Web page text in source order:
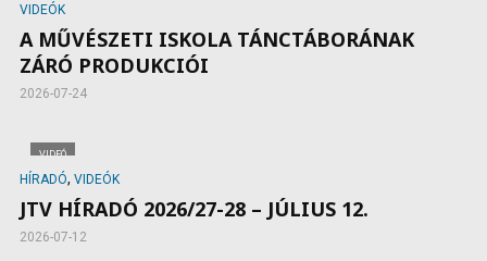
VIDEÓK
A MŰVÉSZETI ISKOLA TÁNCTÁBORÁNAK
ZÁRÓ PRODUKCIÓI
2026-07-24
VIDEÓ
HÍRADÓ, VIDEÓK
JTV HÍRADÓ 2026/27-28 – JÚLIUS 12.
2026-07-12